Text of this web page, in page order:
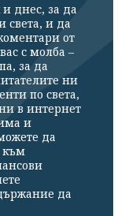
днес, за да
света, и да
от
с молба –
за да
ни
по света,
в интернет
и
да
към
да